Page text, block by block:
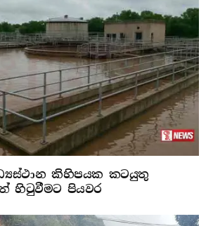
කිහිපයක කටයුතු
හිටුවීමට පියවර